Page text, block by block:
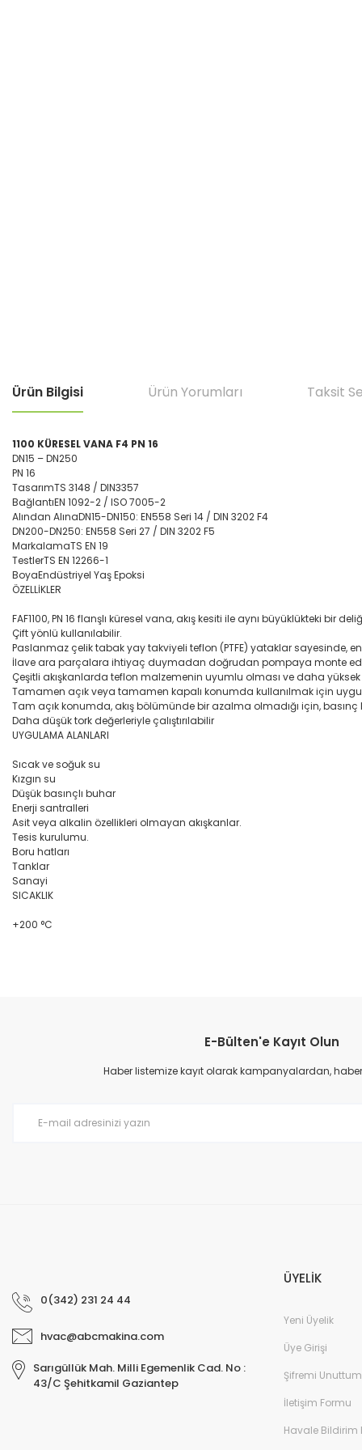
Ürün Bilgisi Ürün Yorumları Taksit
1100 KÜRESEL VANA F4 PN 16
DN15 – DN250
PN 16
TasarımTS 3148 / DIN3357
BağlantıEN 1092-2 / ISO 7005-2
Alından AlınaDN15-DN150: EN558 Seri 14 / DIN 3202 F4
DN200-DN250: EN558 Seri 27 / DIN 3202 F5
MarkalamaTS EN 19
TestlerTS EN 12266-1
BoyaEndüstriyel Yaş Epoksi
ÖZELLİKLER
FAF1100, PN 16 flanşlı küresel vana, akış kesiti ile aynı büyüklükteki
Çift yönlü kullanılabilir.
Paslanmaz çelik tabak yay takviyeli teflon (PTFE) yataklar sayesinde,
İlave ara parçalara ihtiyaç duymadan doğrudan pompaya monte
Çeşitli akışkanlarda teflon malzemenin uyumlu olması ve daha
Tamamen açık veya tamamen kapalı konumda kullanılmak için
Tam açık konumda, akış bölümünde bir azalma olmadığı için, basınç
Daha düşük tork değerleriyle çalıştırılabilir
UYGULAMA ALANLARI
Sıcak ve soğuk su
Kızgın su
Düşük basınçlı buhar
Enerji santralleri
Asit veya alkalin özellikleri olmayan akışkanlar.
Tesis kurulumu.
Boru hatları
Tanklar
Sanayi
SICAKLIK
+200 °C
Ürün resmi kalitesiz, bozuk veya görüntülenemiyor.
Ürün açıklamasında eksik bilgiler bulunuyor.
E-Bülten'e Kayıt Olun
Haber listemize kayıt olarak kampanyalardan,
0(342) 231 24 44
hvac@abcmakina.com
Sarıgüllük Mah. Milli Egemenlik Cad. No :
43/C Şehitkamil Gaziantep
ÜYELİK
Yeni Üyelik
Üye Girişi
Şifremi Unuttum
İletişim Formu
Havale Bildirim